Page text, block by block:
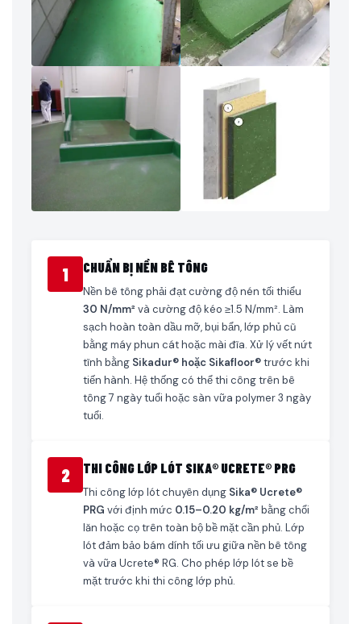
1 CHUẨN BỊ NỀN BÊ TÔNG
Nền bê tông phải đạt cường độ nén tối thiểu
30 N/mm² và cường độ kéo ≥1.5 N/mm². Làm
sạch hoàn toàn dầu mỡ, bụi bẩn, lớp phủ cũ
bằng máy phun cát hoặc mài đĩa. Xử lý vết nứt
tĩnh bằng Sikadur® hoặc Sikafloor®trước khi
tiến hành. Hệ thống có thể thi công trên bê
tông 7 ngày tuổi hoặc sàn vữa polymer 3 ngày
tuổi.
2 THI CÔNG LỚP LÓT SIKA® UCRETE® PRG
Thi công lớp lót chuyên dụng Sika® Ucrete®
PRG với định mức 0.15–0.20 kg/m² bằng chổi
lăn hoặc cọ trên toàn bộ bề mặt cần phủ. Lớp
lót đảm bảo bám dính tối ưu giữa nền bê tông
và vữa Ucrete® RG. Cho phép lớp lót se bề
mặt trước khi thi công lớp phủ.